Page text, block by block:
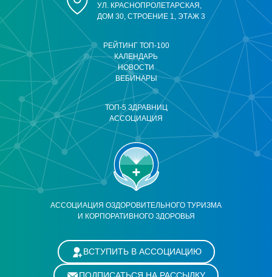
АССОЦИАЦИЯ ОЗДОРОВИТЕЛЬНОГО ТУРИЗМА
И КОРПОРАТИВНОГО ЗДОРОВЬЯ
РЕЙТИНГ ТОП-100
КАЛЕНДАРЬ
НОВОСТИ
ВЕБИНАРЫ
ТОП-5 ЗДРАВНИЦ
АССОЦИАЦИЯ
УЛ. КРАСНОПРОЛЕТАРСКАЯ,
ДОМ 30, СТРОЕНИЕ 1, ЭТАЖ 3
ВСТУПИТЬ В АССОЦИАЦИЮ